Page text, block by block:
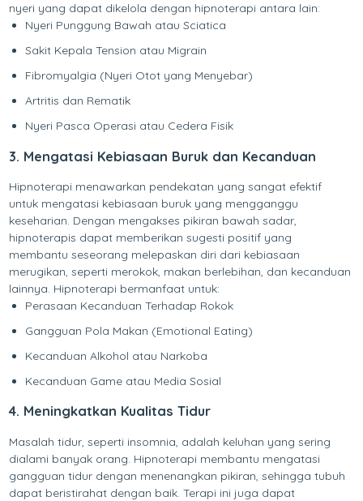
nyeri yang dapat dikelola dengan hipnoterapi antara lain:
Nyeri Punggung Bawah atau Sciatica
Sakit Kepala Tension atau Migrain
Fibromyalgia (Nyeri Otot yang Menyebar)
Artritis dan Rematik
Nyeri Pasca Operasi atau Cedera Fisik
3. Mengatasi Kebiasaan Buruk dan Kecanduan
Hipnoterapi menawarkan pendekatan yang sangat efektif
untuk mengatasi kebiasaan buruk yang mengganggu
keseharian. Dengan mengakses pikiran bawah sadar,
hipnoterapis dapat memberikan sugesti positif yang
membantu seseorang melepaskan diri dari kebiasaan
merugikan, seperti merokok, makan berlebihan, dan kecanduan
lainnya. Hipnoterapi bermanfaat untuk:
Perasaan Kecanduan Terhadap Rokok
Gangguan Pola Makan (Emotional Eating)
Kecanduan Alkohol atau Narkoba
Kecanduan Game atau Media Sosial
4. Meningkatkan Kualitas Tidur
Masalah tidur, seperti insomnia, adalah keluhan yang sering
dialami banyak orang. Hipnoterapi membantu mengatasi
gangguan tidur dengan menenangkan pikiran, sehingga tubuh
dapat beristirahat dengan baik. Terapi ini juga dapat